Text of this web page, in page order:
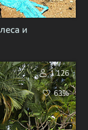
и
1 126
63%